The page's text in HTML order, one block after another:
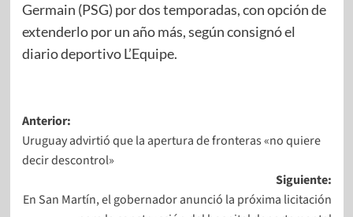
Germain (PSG) por dos temporadas, con opción de
extenderlo por un año más, según consignó el
diario deportivo L’Equipe.
Anterior:
Uruguay advirtió que la apertura de fronteras «no quiere
decir descontrol»
Siguiente:
En San Martín, el gobernador anunció la próxima licitación